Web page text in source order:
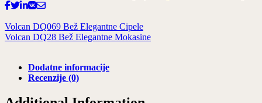
Volcan DQ069 Bež Elegantne Cipele
Volcan DQ28 Bež Elegantne Mokasine
Dodatne informacije
Recenzije (0)